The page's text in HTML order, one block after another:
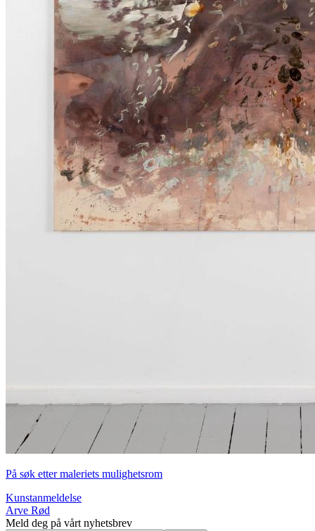
På søk etter maleriets mulighetsrom
Kunstanmeldelse
Arve Rød
Meld deg på vårt nyhetsbrev